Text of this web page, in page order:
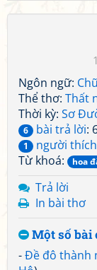
1
Ngôn ngữ:
Thể thơ: Thất
Thời kỳ: Sơ
6 bài trả lời:
1
người thích
Từ khoá:
hoa
Trả lời
In bài thơ
Một số bài
-Đề đô thành